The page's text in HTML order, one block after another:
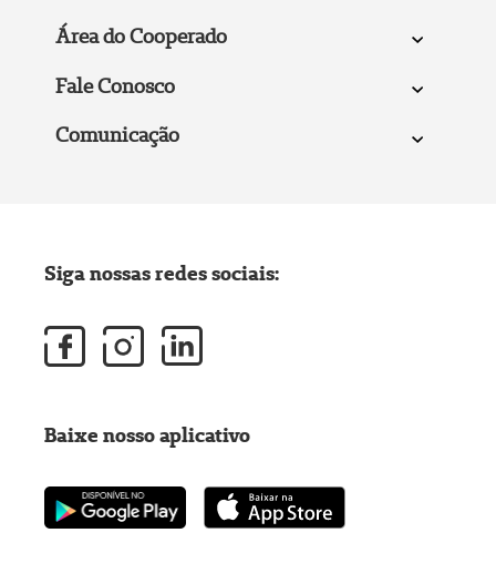
Área do Cooperado
Fale Conosco
Comunicação
Siga nossas redes sociais:
Baixe nosso aplicativo